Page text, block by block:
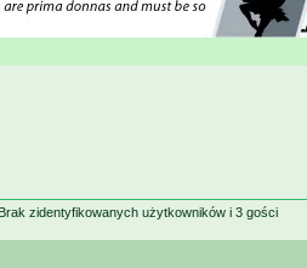
zidentyfikowanych użytkowników i 3 gości